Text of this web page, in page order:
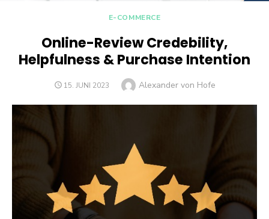
E-COMMERCE
Online-Review Credebility,
Helpfulness & Purchase Intention
POSTED
15. JUNI 2023 Author
Alexander von Hofe